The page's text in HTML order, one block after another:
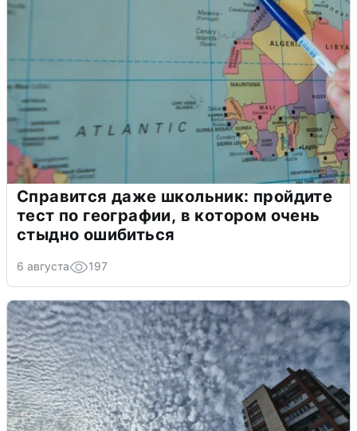
Справится даже школьник: пройдите
тест по географии, в котором очень
стыдно ошибиться
6 августа 197